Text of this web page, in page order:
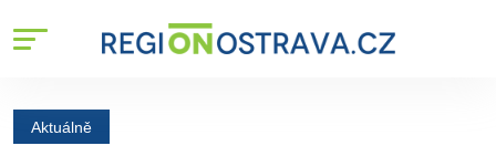
Aktuálně